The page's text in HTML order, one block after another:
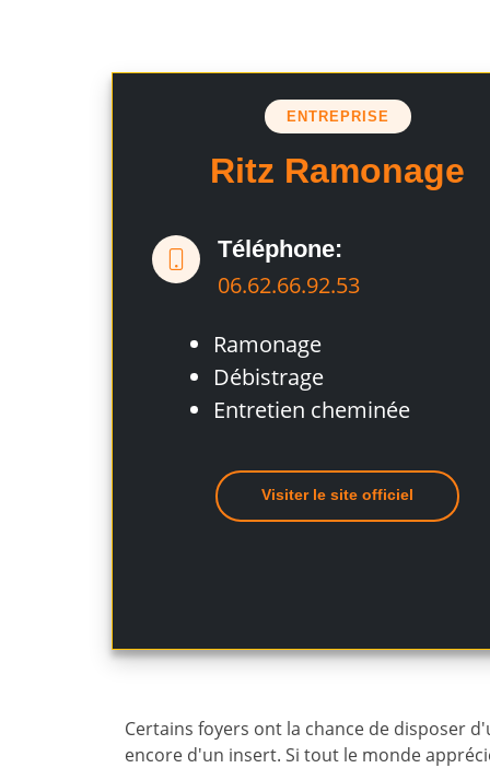
ENTREPRISE
Ritz Ramonage
Téléphone:
06.62.66.92.53
Ramonage
Débistrage
Entretien cheminée
Visiter le site officiel
Certains foyers ont la chance de disposer
encore d'un insert. Si tout le monde